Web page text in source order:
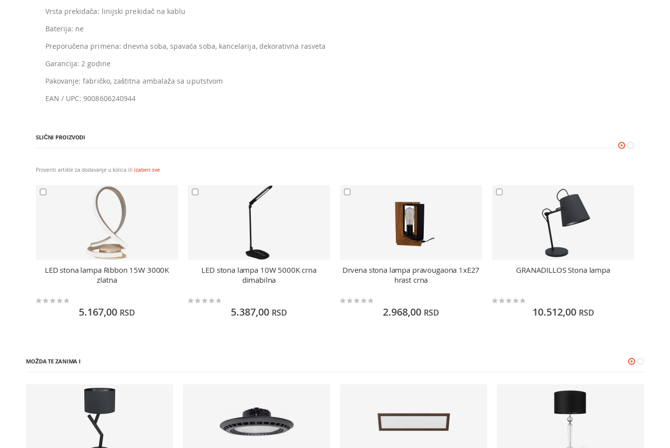
Vrsta prekidača: linijski prekidač na kablu
Baterija: ne
Preporučena primena: dnevna soba, spavaća soba, kancelarija, dekorativna rasveta
Garancija: 2 godine
Pakovanje: fabričko, zaštitna ambalaža sa uputstvom
EAN / UPC: 9008606240944
SLIČNI PROIZVODI
Proveriti artikle za dodavanje u kolica ili izaberi sve
LED stona lampa Ribbon 15W 3000K
zlatna
Rating:
5.167,00 RSD
LED stona lampa 10W 5000K crna
dimabilna
Rating:
5.387,00 RSD
Drvena stona lampa pravougaona 1xE27
hrast crna
Rating:
2.968,00 RSD
GRANADILLOS Stona lampa
Rating:
10.512,00 RSD
MOŽDA TE ZANIMA I